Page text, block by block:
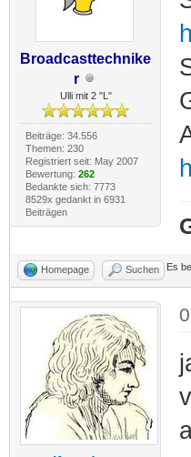
Broadcasttechnike
r
Ulli mit 2 "L"
Beiträge: 34.556
Themen: 230
Registriert seit: May 2007
Bewertung: 262
Bedankte sich: 7773
8529x gedankt in 6931
Beiträgen
Homepage Suchen Es